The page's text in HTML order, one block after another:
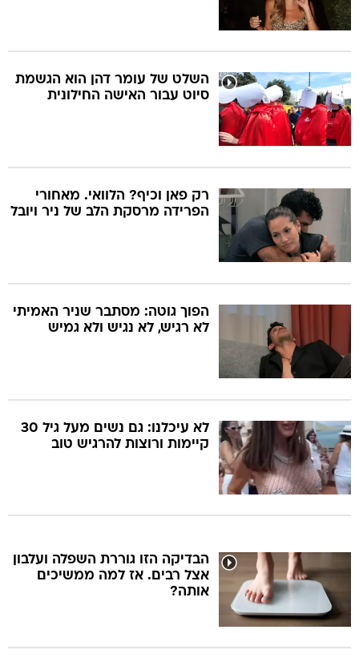
השלט של עומר דהן הוא הגשמת
סיוט עבור האישה החילונית
רק פאן וכיף? הלוואי. מאחורי
הפרידה מרסקת הלב של ניר ויובל
הפוך גוטה: מסתבר שניר האמיתי
לא רגיש, לא נגיש ולא גמיש
לא עיכלנו: גם נשים מעל גיל 30
קיימות ורוצות להרגיש טוב
הבדיקה הזו גוררת השפלה ועלבון
אצל רבים. אז למה ממשיכים
אותה?